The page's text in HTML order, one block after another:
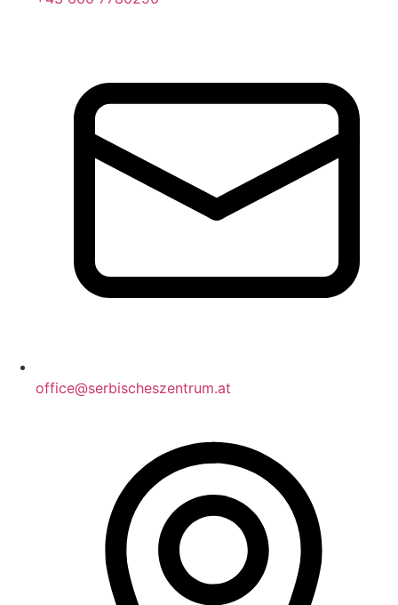
office@serbischeszentrum.at